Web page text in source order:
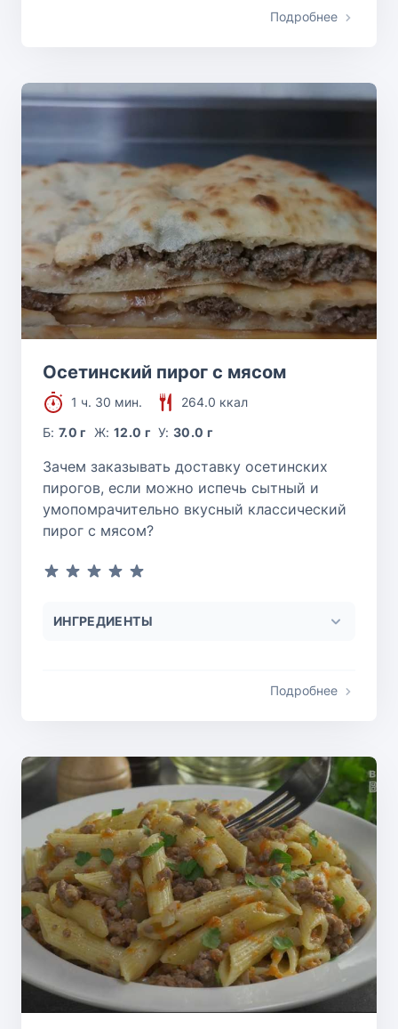
Подробнее
Осетинский пирог с мясом
1 ч. 30 мин.
264.0 ккал
Б:7.0 г Ж: 12.0 г У:30.0 г
Зачем заказывать доставку осетинских
пирогов, если можно испечь сытный и
умопомрачительно вкусный классический
пирог с мясом?
ИНГРЕДИЕНТЫ
Подробнее